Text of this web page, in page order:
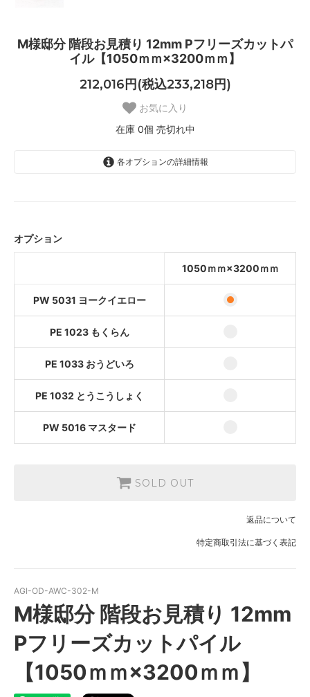
M様邸分 階段お見積り 12mm Pフリーズカットパ
イル【1050ｍｍ×3200ｍｍ】
212,016円(税込233,218円)
お気に入り
在庫 0個 売切れ中
各オプションの詳細情報
PE 1033 おうどいろ
PE 1032 とうこうしょく
PW 5016 マスタード
オプション
1050ｍｍ×3200ｍｍ
PW 5031 ヨークイエロー
PE 1023 もくらん
PE 1033 おうどいろ
PE 1032 とうこうしょく
PW 5016 マスタード
SOLD OUT
返品について
特定商取引法に基づく表記
AGI-OD-AWC-302-M
M様邸分 階段お見積り 12mm
Pフリーズカットパイル
【1050ｍｍ×3200ｍｍ】